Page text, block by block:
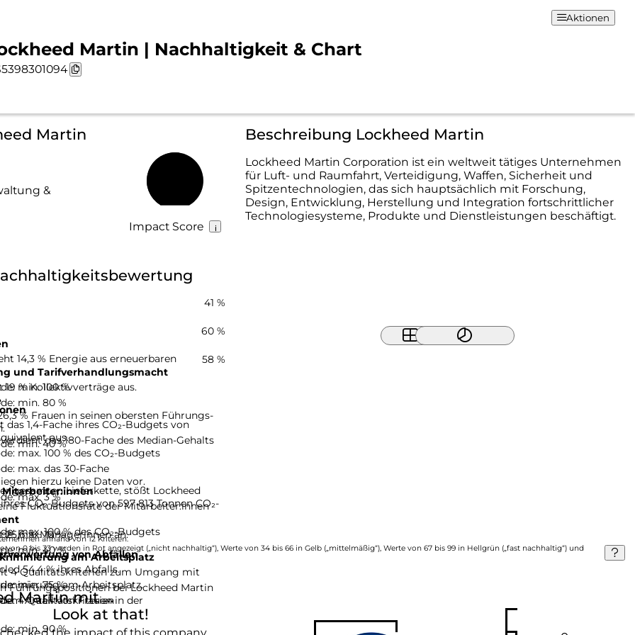
Martin | Nachhaltigkeit & Chart
Aktionen
Martin
&
Impact Score
Beschreibung Lockheed Martin
Lockheed Martin Corporation ist ein weltweit tätiges Unternehmen
für Luft- und Raumfahrt, Verteidigung, Waffen, Sicherheit und
Spitzentechnologien, das sich hauptsächlich mit Forschung,
Design, Entwicklung, Herstellung und Integration fortschrittlicher
Technologiesysteme, Produkte und Dienstleistungen beschäftigt.
41 %
14,3 % Energie aus erneuerbaren
min. 100 %
1,4-Fache ihres CO₂-Budgets von
aus.
max. 100 % des CO₂-Budgets
gesamten Lieferkette, stößt Lockheed
CO₂-Budgets von 597 813 Tonnen CO₂-
max. 100 % des CO₂-Budgets
von Abfällen
54,4 % ihres Abfalls.
min. 75 %
60 %
und Tarifverhandlungsmacht
% Kollektivverträge aus.
min. 80 %
das 180-Fache des Median-Gehalts
max. das 30-Fache
Fluktuationsrate der Mitarbeiter:innen
max. 10 %
am Arbeitsplatz
4 Qualitätskriterien zum Umgang mit
am Arbeitsplatz.
4 Qualitätskriterien
58 %
% Frauen in seinen obersten Führungs-
min. 40 %
hierzu keine Daten vor.
max. 3 %
% Managerinnen an.
min. 40 %
Führungspositionen bei Lockheed Martin
Anteil von Frauen in der
min. 90 %
anhand von 12 Kriteren.
von 0 bis 33 werden in Rot angezeigt („nicht nachhaltig“), Werte von 34 bis 66 in Gelb („mittelmäßig“), Werte von 67 bis 99 in Hellgrün („fast nachhaltig“) und
Look at that!
Martin mit ...